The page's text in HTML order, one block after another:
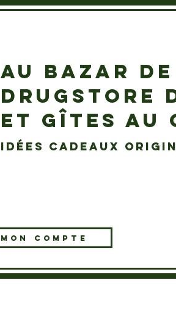
AU BAZAR
DRUGSTORE
ET GÎTES AU
idées cadeaux
MON COMPTE